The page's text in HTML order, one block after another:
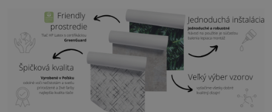
Lepidlo: Nie je potrebné
Použitie:Obývačka, spálňa, kancelárske priestory,
predsieň a mnoho ďalších